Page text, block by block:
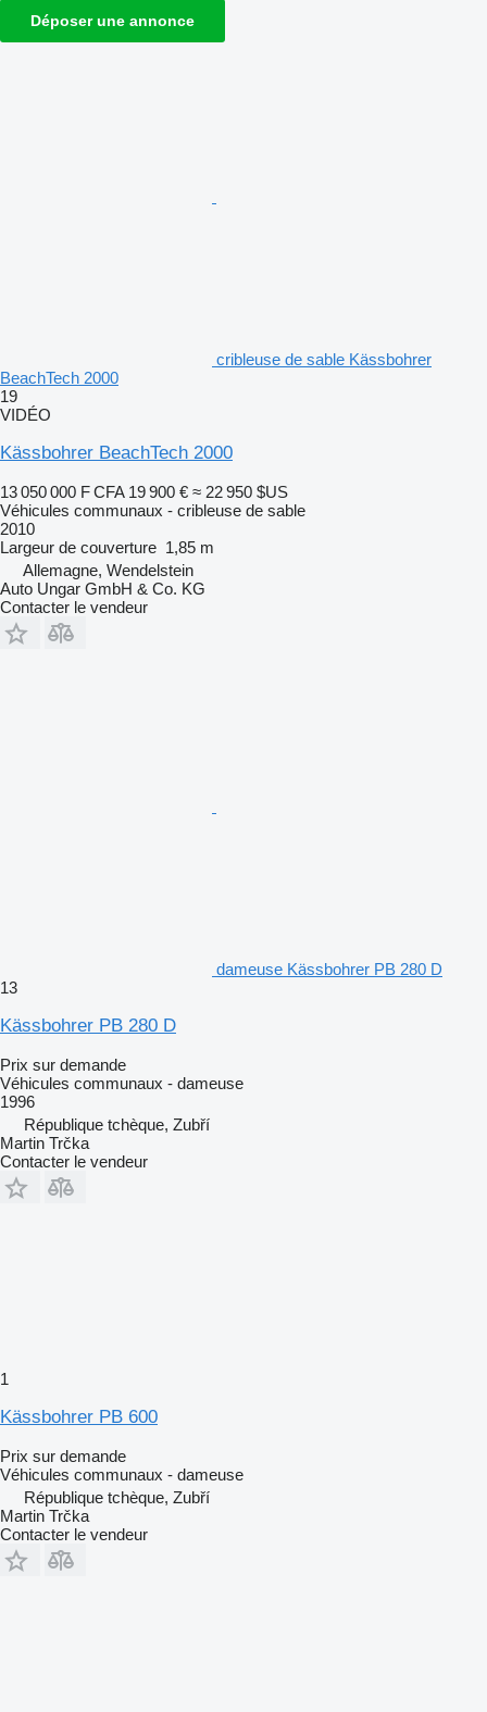
Déposer une annonce
cribleuse de sable Kässbohrer
BeachTech 2000
19
VIDÉO
Kässbohrer BeachTech 2000
13 050 000 F CFA 19 900 € ≈ 22 950 $US
Véhicules communaux - cribleuse de sable
2010
Largeur de couverture 1,85 m
Allemagne, Wendelstein
Auto Ungar GmbH & Co. KG
Contacter le vendeur
dameuse Kässbohrer PB 280 D
13
Kässbohrer PB 280 D
Prix sur demande
Véhicules communaux - dameuse
1996
République tchèque, Zubří
Martin Trčka
Contacter le vendeur
1
Kässbohrer PB 600
Prix sur demande
Véhicules communaux - dameuse
République tchèque, Zubří
Martin Trčka
Contacter le vendeur